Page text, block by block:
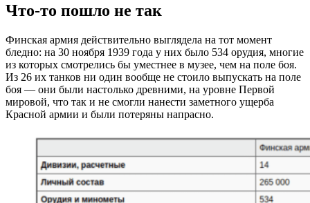
Что-то пошло не так
Финская армия действительно выглядела на тот момент
бледно: на 30 ноября 1939 года у них было 534 орудия, многие
из которых смотрелись бы уместнее в музее, чем на поле боя.
Из 26 их танков ни один вообще не стоило выпускать на поле
боя — они были настолько древними, на уровне Первой
мировой, что так и не смогли нанести заметного ущерба
Красной армии и были потеряны напрасно.